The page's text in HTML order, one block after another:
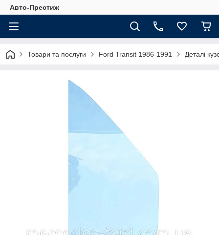
Авто-Престиж
Товари та послуги Ford Transit 1986-1991 Деталі